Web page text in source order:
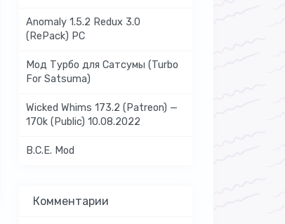
Anomaly 1.5.2 Redux 3.0
(RePack) PC
Мод Турбо для Сатсумы (Turbo
For Satsuma)
Wicked Whims 173.2 (Patreon) —
170k (Public) 10.08.2022
B.C.E. Mod
Комментарии